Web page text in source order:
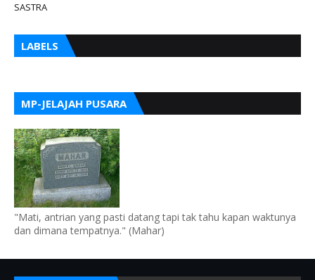
SASTRA
LABELS
MP-JELAJAH PUSARA
"Mati, antrian yang pasti datang tapi tak tahu kapan waktunya
dan dimana tempatnya." (Mahar)